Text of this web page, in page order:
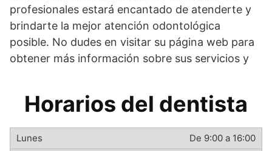
profesionales estará encantado de atenderte y
brindarte la mejor atención odontológica
posible. No dudes en visitar su página web para
obtener más información sobre sus servicios y
Horarios del dentista
De 9:00 a 16:00